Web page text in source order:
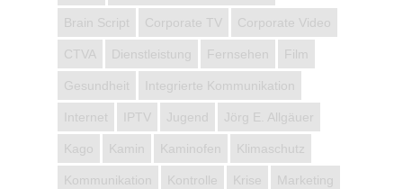
Brain Script Corporate TV Corporate Video
CTVA Dienstleistung Fernsehen Film
Gesundheit Integrierte Kommunikation
Internet IPTV Jugend Jörg E. Allgäuer
Kago Kamin Kaminofen Klimaschutz
Kommunikation Kontrolle Krise Marketing